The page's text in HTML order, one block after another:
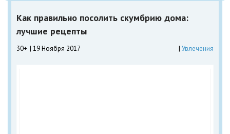
Как правильно посолить скумбрию дома:
лучшие рецепты
30+ 19 Ноября 2017 Увлечения